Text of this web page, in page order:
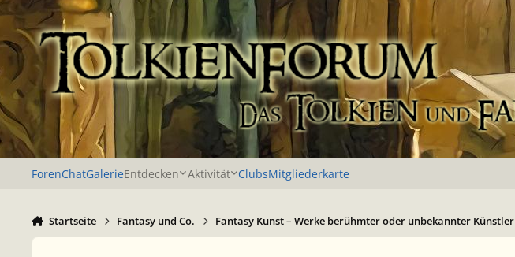
Zu Inhalt springen
ForenChatGalerieEntdecken Aktivität ClubsMitgliederkarte
Startseite Fantasy und Co. Fantasy Kunst – Werke berühmter oder unbekannter Künstler